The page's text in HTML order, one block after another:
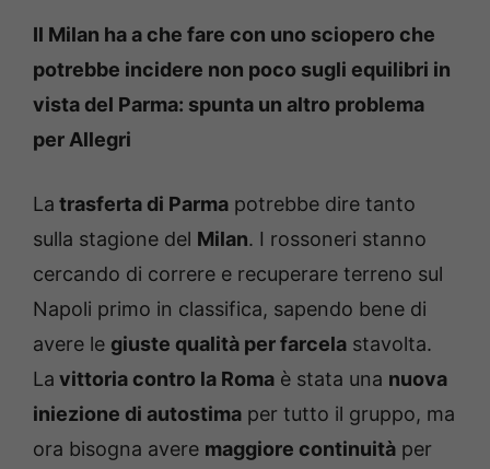
Il Milan ha a che fare con uno sciopero che
potrebbe incidere non poco sugli equilibri in
vista del Parma: spunta un altro problema
per Allegri
La trasferta di Parma potrebbe dire tanto
sulla stagione del Milan. I rossoneri stanno
cercando di correre e recuperare terreno sul
Napoli primo in classifica, sapendo bene di
avere le giuste qualità per farcela stavolta.
La vittoria contro la Roma è stata una nuova
iniezione di autostima per tutto il gruppo, ma
ora bisogna avere maggiore continuità per